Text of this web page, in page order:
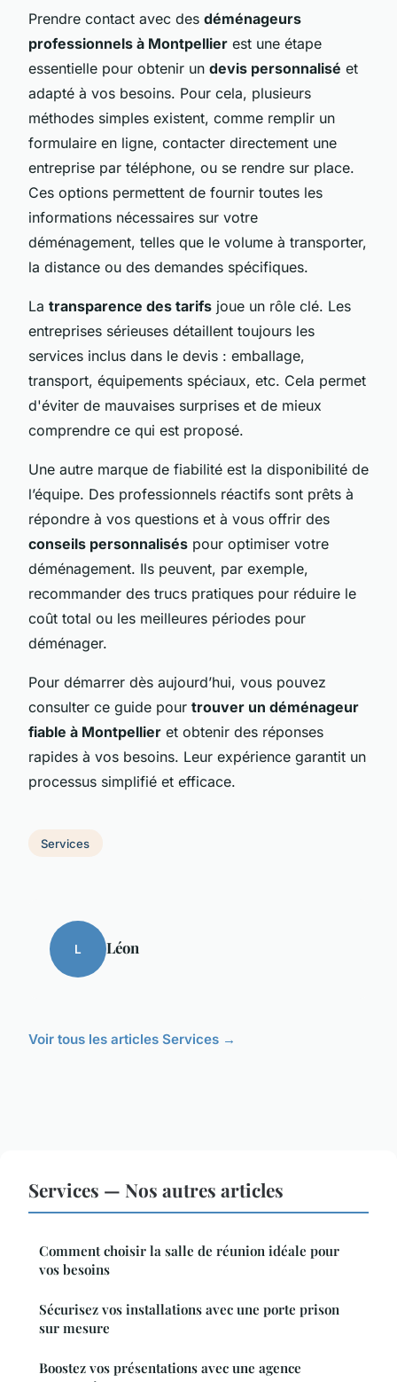
Prendre contact avec des déménageurs
professionnels à Montpellier est une étape
essentielle pour obtenir un devis personnalisé et
adapté à vos besoins. Pour cela, plusieurs
méthodes simples existent, comme remplir un
formulaire en ligne, contacter directement une
entreprise par téléphone, ou se rendre sur place.
Ces options permettent de fournir toutes les
informations nécessaires sur votre
déménagement, telles que le volume à transporter,
la distance ou des demandes spécifiques.
La transparence des tarifs joue un rôle clé. Les
entreprises sérieuses détaillent toujours les
services inclus dans le devis : emballage,
transport, équipements spéciaux, etc. Cela permet
d'éviter de mauvaises surprises et de mieux
comprendre ce qui est proposé.
Une autre marque de fiabilité est la disponibilité de
l’équipe. Des professionnels réactifs sont prêts à
répondre à vos questions et à vous offrir des
conseils personnalisés pour optimiser votre
déménagement. Ils peuvent, par exemple,
recommander des trucs pratiques pour réduire le
coût total ou les meilleures périodes pour
déménager.
Pour démarrer dès aujourd’hui, vous pouvez
consulter ce guide pour trouver un déménageur
fiable à Montpellier et obtenir des réponses
rapides à vos besoins. Leur expérience garantit un
processus simplifié et efficace.
Services
L Léon
Voir tous les articles Services →
Services — Nos autres articles
Comment choisir la salle de réunion idéale pour
vos besoins
Sécurisez vos installations avec une porte prison
sur mesure
Boostez vos présentations avec une agence